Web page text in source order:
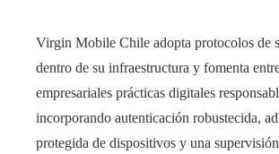
Virgin Mobile Chile adopta protocolos de
dentro de su infraestructura y fomenta
empresariales prácticas digitales
incorporando autenticación robustecida,
protegida de dispositivos y una